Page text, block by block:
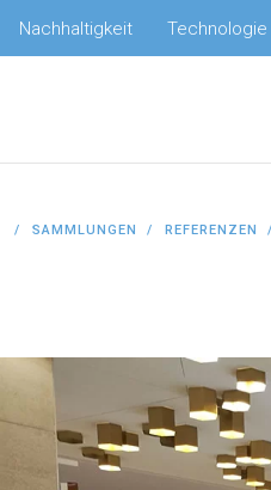
Nachhaltigkeit Technologie
SAMMLUNGEN REFERENZEN